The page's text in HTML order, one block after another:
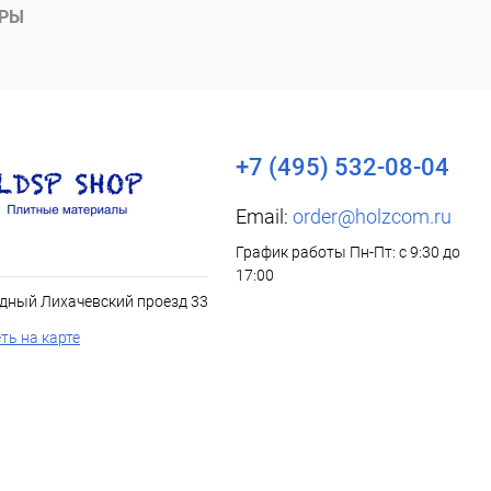
Лихачевский проезд 33
на карте
+7 (495) 532-08-04
Email: order@holzcom.ru
График работы Пн-Пт: с 9:30 до
17:00